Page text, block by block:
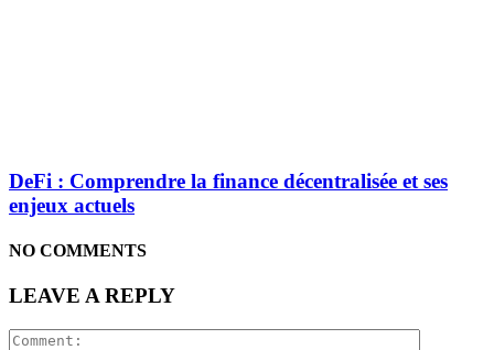
DeFi : Comprendre la finance décentralisée et ses
enjeux actuels
NO COMMENTS
LEAVE A REPLY